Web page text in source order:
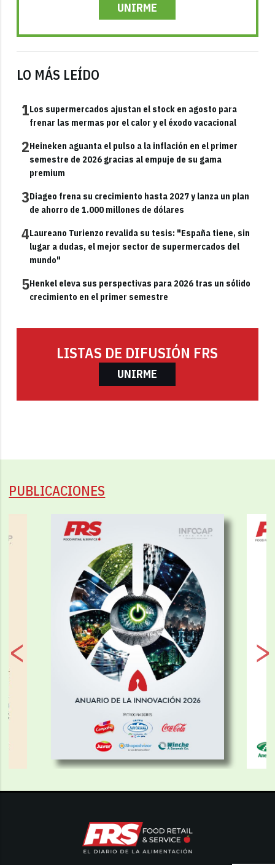
UNIRME
LO MÁS LEÍDO
1Los supermercados ajustan el stock en agosto para
frenar las mermas por el calor y el éxodo vacacional
2Heineken aguanta el pulso a la inflación en el primer
semestre de 2026 gracias al empuje de su gama
premium
3Diageo frena su crecimiento hasta 2027 y lanza un plan
de ahorro de 1.000 millones de dólares
4Laureano Turienzo revalida su tesis: "España tiene, sin
lugar a dudas, el mejor sector de supermercados del
mundo"
5Henkel eleva sus perspectivas para 2026 tras un sólido
crecimiento en el primer semestre
LISTAS DE DIFUSIÓN FRS
UNIRME
PUBLICACIONES